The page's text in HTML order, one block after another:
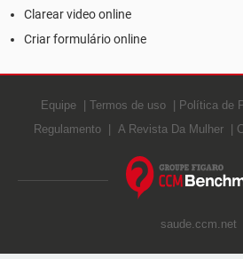
Clarear video online
Criar formulário online
Equipe Termos de uso Política de
Regulamento
A Revista Da Mulher
saude.ccm.net